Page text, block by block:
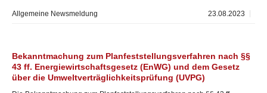
23.08.2023
Allgemeine Newsmeldung
Bekanntmachung zum Planfeststellungsverfahren nach §§
43 ff. Energiewirtschaftsgesetz (EnWG) und dem Gesetz
über die Umweltverträglichkeitsprüfung (UVPG)